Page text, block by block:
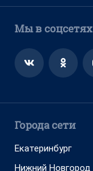
Мы в соцсетях
Города сети
Екатеринбург
Нижний Новгород